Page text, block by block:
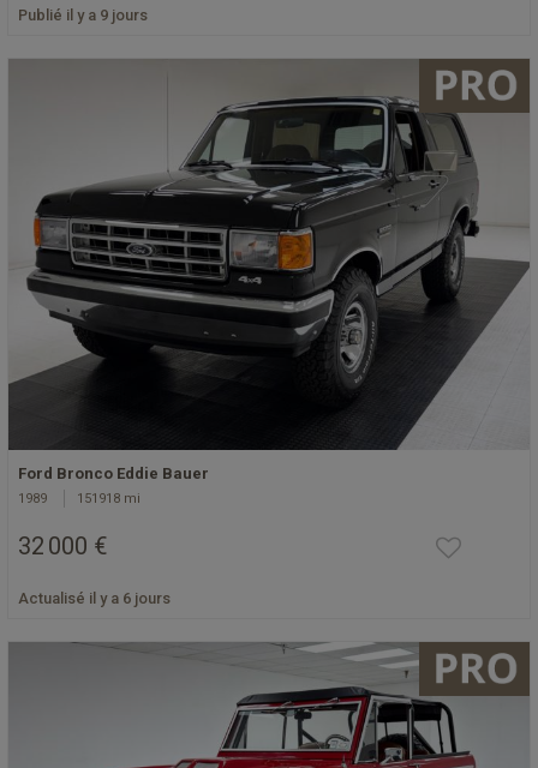
Publié il y a 9 jours
Ford Bronco Eddie Bauer
1989 151918 mi
32 000 €
Actualisé il y a 6 jours